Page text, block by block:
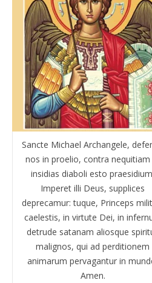
Sancte Michael Archangele,
nos in proelio, contra
insidias diaboli esto
Imperet illi Deus, supplices
deprecamur: tuque, Princeps
caelestis, in virtute Dei, in
detrude satanam aliosque
malignos, qui ad perditionem
animarum pervagantur in
Amen.